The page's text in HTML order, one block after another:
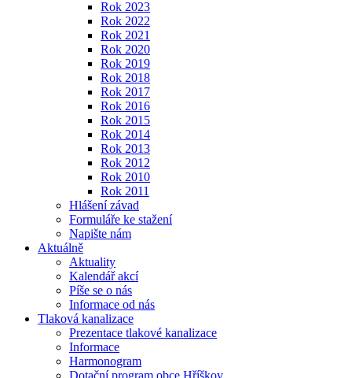
Rok 2023
Rok 2022
Rok 2021
Rok 2020
Rok 2019
Rok 2018
Rok 2017
Rok 2016
Rok 2015
Rok 2014
Rok 2013
Rok 2012
Rok 2010
Rok 2011
Hlášení závad
Formuláře ke stažení
Napište nám
Aktuálně
Aktuality
Kalendář akcí
Píše se o nás
Informace od nás
Tlaková kanalizace
Prezentace tlakové kanalizace
Informace
Harmonogram
Dotační program obce Hříškov